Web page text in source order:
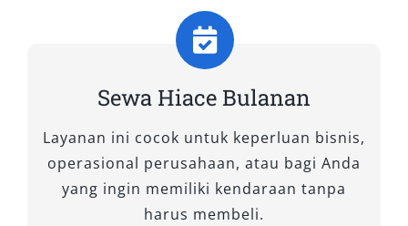
empuk, serta suspensi yang lebih halus
menjadikan sewa Hiace Premio pilihan tepat
Selain itu, mesinnya bertenaga namun tetap
efisien dalam penggunaan bahan bakar,
membuat perjalanan jauh sekalipun tetap
terasa ringan. Dengan memilih rental Hiace
Premio, Anda tidak hanya mendapatkan
Sewa Hiace Bulanan
Layanan ini cocok untuk keperluan bisnis,
operasional perusahaan, atau bagi Anda
yang ingin memiliki kendaraan tanpa
harus membeli.